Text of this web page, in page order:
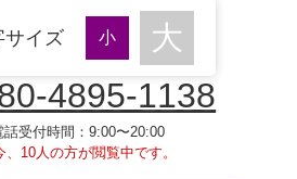
4895-1138
話受付時間：9:00〜20:00
、10人の方が閲覧中です。
サイズ